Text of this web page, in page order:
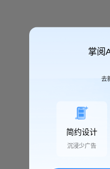
掌阅
去
简约设计
沉浸少广告